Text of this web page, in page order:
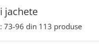
jachete
73-96 din 113 produse